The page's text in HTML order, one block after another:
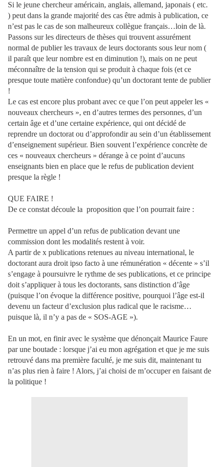
Si le jeune chercheur américain, anglais, allemand, japonais ( etc.
) peut dans la grande majorité des cas être admis à publication, ce
n’est pas le cas de son malheureux collègue français…loin de là.
Passons sur les directeurs de thèses qui trouvent assurément
normal de publier les travaux de leurs doctorants sous leur nom (
il paraît que leur nombre est en diminution !), mais on ne peut
méconnaître de la tension qui se produit à chaque fois (et ce
presque toute matière confondue) qu’un doctorant tente de publier
!
Le cas est encore plus probant avec ce que l’on peut appeler les «
nouveaux chercheurs », en d’autres termes des personnes, d’un
certain âge et d’une certaine expérience, qui ont décidé de
reprendre un doctorat ou d’approfondir au sein d’un établissement
d’enseignement supérieur. Bien souvent l’expérience concrète de
ces « nouveaux chercheurs » dérange à ce point d’aucuns
enseignants bien en place que le refus de publication devient
presque la règle !
QUE FAIRE !
De ce constat découle la proposition que l’on pourrait faire :
Permettre un appel d’un refus de publication devant une
commission dont les modalités restent à voir.
A partir de x publications retenues au niveau international, le
doctorant aura droit ipso facto à une rémunération « décente » s’il
s’engage à poursuivre le rythme de ses publications, et ce principe
doit s’appliquer à tous les doctorants, sans distinction d’âge
(puisque l’on évoque la différence positive, pourquoi l’âge est-il
devenu un facteur d’exclusion plus radical que le racisme…
puisque là, il n’y a pas de « SOS-AGE »).
En un mot, en finir avec le système que dénonçait Maurice Faure
par une boutade : lorsque j’ai eu mon agrégation et que je me suis
retrouvé dans ma première faculté, je me suis dit, maintenant tu
n’as plus rien à faire ! Alors, j’ai choisi de m’occuper en faisant de
la politique !